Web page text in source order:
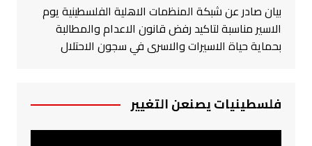
بيان صادر عن شبكة المنظمات الاهلية الفلسطينية يوم
الاسير مناسبة لتاكيد رفض قانون الاعدام والمطالبة
بحماية حياة الاسيرات والاسرى في سجون الاحتلال
فلسطينيات يصنعن التغيير